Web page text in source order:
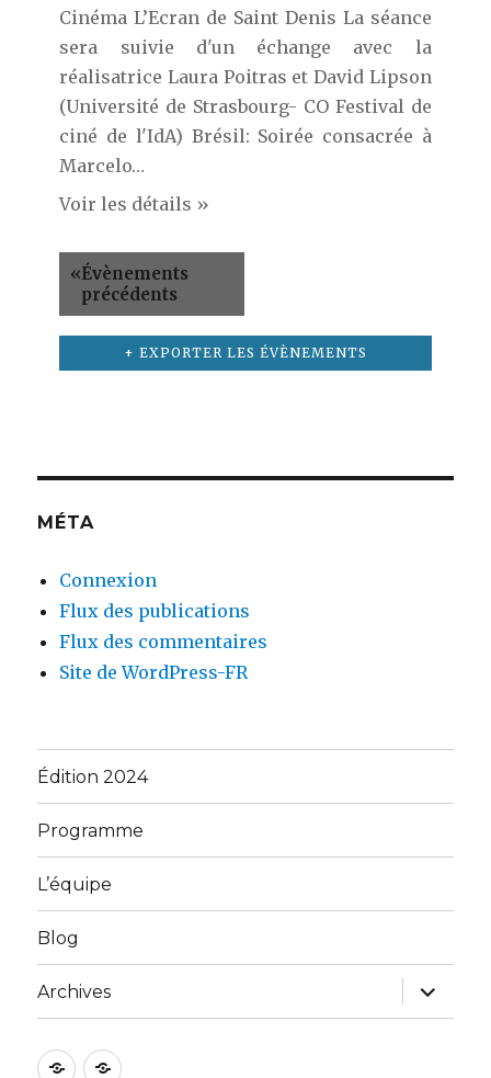
Cinéma L’Ecran de Saint Denis La séance
sera suivie d'un échange avec la
réalisatrice Laura Poitras et David Lipson
(Université de Strasbourg- CO Festival de
ciné de l'IdA) Brésil: Soirée consacrée à
Marcelo…
Voir les détails »
«Évènements
précédents
+ EXPORTER LES ÉVÈNEMENTS
MÉTA
Connexion
Flux des publications
Flux des commentaires
Site de WordPress-FR
Édition 2024
Programme
L’équipe
Blog
Archives
ouvrir
le
sous-
ÉditionProgramme